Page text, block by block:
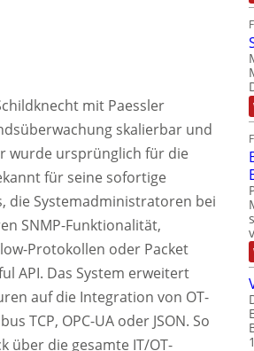
mit Paessler
skalierbar und
wurde ursprünglich für die
für seine sofortige
die Systemadministratoren bei
SNMP-Funktionalität,
Protokollen oder Packet
API. Das System erweitert
auf die Integration von OT-
TCP, OPC-UA oder JSON. So
über die gesamte IT/OT-